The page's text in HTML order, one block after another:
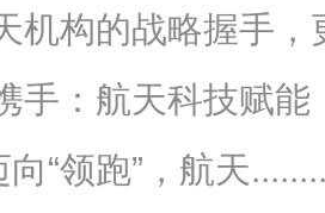
机构的战略握手
手：航天科技赋能
向“领跑”，航天